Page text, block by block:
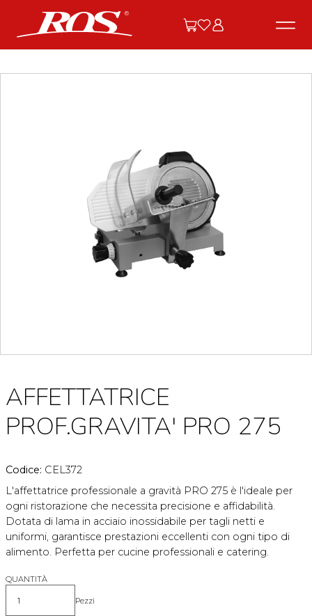
AFFETTATRICE
PROF.GRAVITA' PRO 275
Codice: CEL372
L'affettatrice professionale a gravità PRO 275 è l'ideale per
ogni ristorazione che necessita precisione e affidabilità.
Dotata di lama in acciaio inossidabile per tagli netti e
uniformi, garantisce prestazioni eccellenti con ogni tipo di
alimento. Perfetta per cucine professionali e catering.
QUANTITÀ
Quantità Pezzi